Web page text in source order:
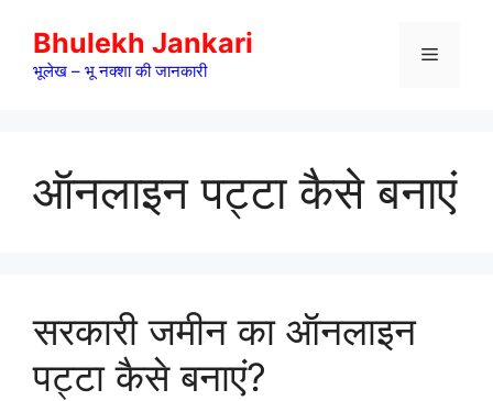
content
Bhulekh Jankari
भूलेख – भू नक्शा की जानकारी
Menu
ऑनलाइन पट्टा कैसे बनाएं
सरकारी जमीन का ऑनलाइन
पट्टा कैसे बनाएं?